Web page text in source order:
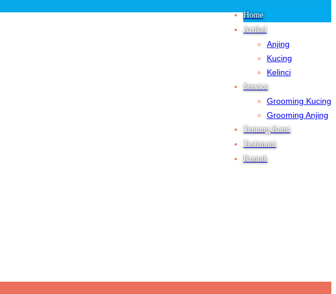
Home
Artikel
Anjing
Kucing
Kelinci
Service
Grooming Kucing
Grooming Anjing
Tentang Kami
Testimoni
Kontak